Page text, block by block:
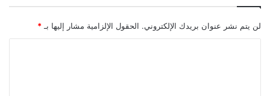
لن يتم نشر عنوان بريدك الإلكتروني. الحقول الإلزامية مشار إليها بـ *